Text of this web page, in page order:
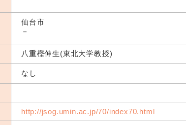
仙台市
－
八重樫伸生(東北大学教授)
なし
http://jsog.umin.ac.jp/70/index70.html